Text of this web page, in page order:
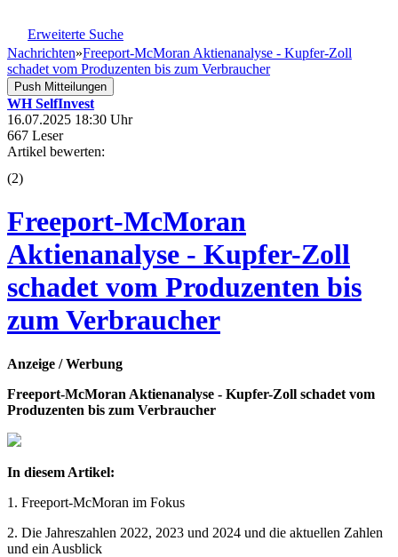
Erweiterte Suche
Nachrichten»Freeport-McMoran Aktienanalyse - Kupfer-Zoll
schadet vom Produzenten bis zum Verbraucher
Push Mitteilungen
WH SelfInvest
16.07.2025 18:30 Uhr
667 Leser
Artikel bewerten:
(2)
Freeport-McMoran
Aktienanalyse - Kupfer-Zoll
schadet vom Produzenten bis
zum Verbraucher
Anzeige / Werbung
Freeport-McMoran Aktienanalyse - Kupfer-Zoll schadet vom
Produzenten bis zum Verbraucher
In diesem Artikel:
1. Freeport-McMoran im Fokus
2. Die Jahreszahlen 2022, 2023 und 2024 und die aktuellen Zahlen
und ein Ausblick